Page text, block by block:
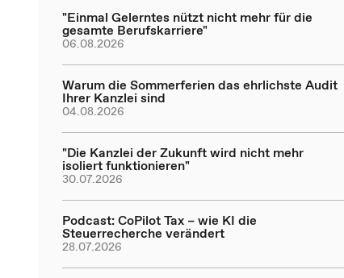
"Einmal Gelerntes nützt nicht mehr für die
gesamte Berufskarriere"
06.08.2026
Warum die Sommerferien das ehrlichste Audit
Ihrer Kanzlei sind
04.08.2026
"Die Kanzlei der Zukunft wird nicht mehr
isoliert funktionieren"
30.07.2026
Podcast: CoPilot Tax – wie KI die
Steuerrecherche verändert
28.07.2026